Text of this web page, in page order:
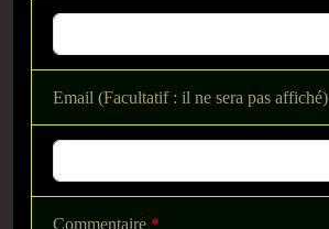
Email (Facultatif : il ne sera pas affiché)
Commentaire *